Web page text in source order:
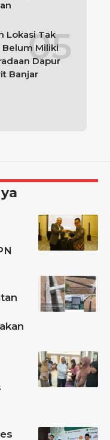
Lokasi Tak
Belum Miliki
Dapur
Banjar